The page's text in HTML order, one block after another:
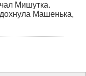
Мишутка.
Машенька,